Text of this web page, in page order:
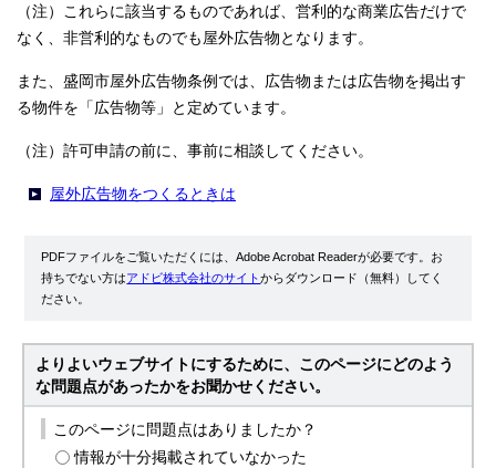
（注）これらに該当するものであれば、営利的な商業広告だけで
なく、非営利的なものでも屋外広告物となります。
また、盛岡市屋外広告物条例では、広告物または広告物を掲出す
る物件を「広告物等」と定めています。
（注）許可申請の前に、事前に相談してください。
屋外広告物をつくるときは
PDFファイルをご覧いただくには、Adobe Acrobat Readerが必要です。お
持ちでない方はアドビ株式会社のサイトからダウンロード（無料）してく
ださい。
よりよいウェブサイトにするために、このページにどのよう
な問題点があったかをお聞かせください。
このページに問題点はありましたか？
情報が十分掲載されていなかった